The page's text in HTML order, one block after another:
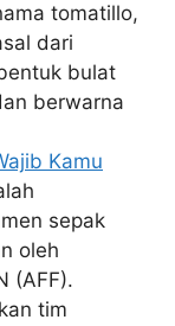
tomatillo,
dari
bulat
berwarna
Kamu
sepak
oleh
(AFF).
tim